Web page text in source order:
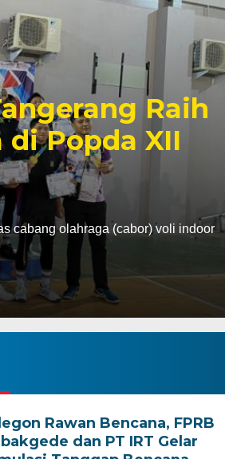
Raih
di Popda XII
cabang olahraga (cabor) voli indoor
Rawan Bencana, FPRB
dan PT IRT Gelar
Gubernur Baru, Banten Harus Lebih